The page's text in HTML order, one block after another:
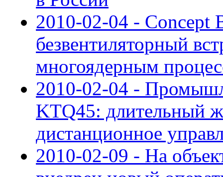
2010-02-04 - Concept
безвентиляторный
многоядерным
2010-02-04 -
KTQ45: длительный
дистанционное
2010-02-09 - На